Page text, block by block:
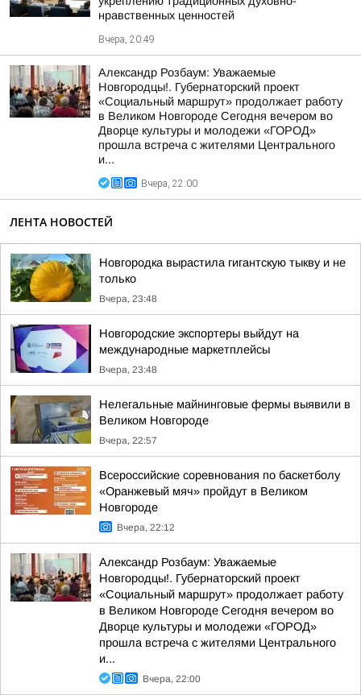
нравственных ценностей
Вчера, 20:49
Александр Розбаум: Уважаемые
Новгородцы!. Губернаторский проект
«Социальный маршрут» продолжает работу
в Великом Новгороде Сегодня вечером во
Дворце культуры и молодежи «ГОРОД»
прошла встреча с жителями Центрального
и...
Вчера, 22:00
ЛЕНТА НОВОСТЕЙ
Новгородка вырастила гигантскую тыкву и не
только
Вчера, 23:48
Новгородские экспортеры выйдут на
международные маркетплейсы
Вчера, 23:48
Нелегальные майнинговые фермы выявили в
Великом Новгороде
Вчера, 22:57
Всероссийские соревнования по баскетболу
«Оранжевый мяч» пройдут в Великом
Новгороде
Вчера, 22:12
Александр Розбаум: Уважаемые
Новгородцы!. Губернаторский проект
«Социальный маршрут» продолжает работу
в Великом Новгороде Сегодня вечером во
Дворце культуры и молодежи «ГОРОД»
прошла встреча с жителями Центрального
и...
Вчера, 22:00